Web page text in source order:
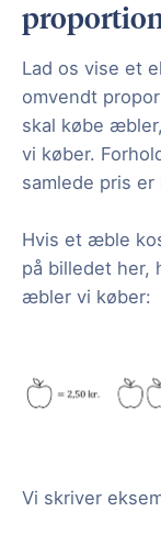
Lad os vise et
omvendt
skal købe
vi køber.
samlede pris er
Hvis et æble
på billedet her,
æbler vi køber:
Vi skriver